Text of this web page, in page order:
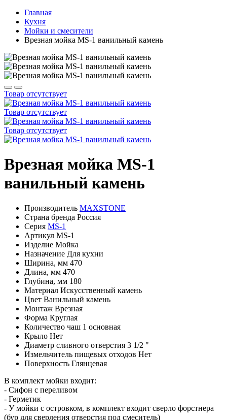
Главная
Кухня
Мойки и смесители
Врезная мойка MS-1 ванильный камень
Товар отсутствует
Товар отсутствует
Товар отсутствует
Врезная мойка MS-1
ванильный камень
Производитель MAXSTONE
Страна бренда Россия
Серия MS-1
Артикул MS-1
Изделие Мойка
Назначение Для кухни
Ширина, мм 470
Длина, мм 470
Глубина, мм 180
Материал Искусственный камень
Цвет Ванильный камень
Монтаж Врезная
Форма Круглая
Количество чаш 1 основная
Крыло Нет
Диаметр сливного отверстия 3 1/2 "
Измельчитель пищевых отходов Нет
Поверхность Глянцевая
В комплект мойки входит:
- Сифон с переливом
- Герметик
- У мойки с островком, в комплект входит сверло форстнера
(бур для сверления отверстия под смеситель)